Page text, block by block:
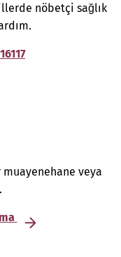
nöbetçi sağlık
veya